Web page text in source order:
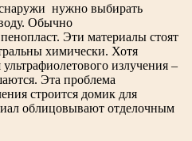
нужно выбирать
Обычно
Эти материалы стоят
химически. Хотя
излучения –
Эта проблема
строится домик для
облицовывают отделочным